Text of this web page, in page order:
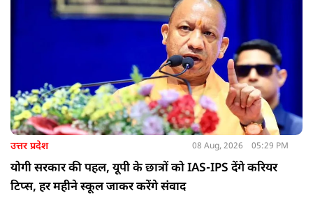
उत्तर प्रदेश 08 Aug, 2026 05:29 PM
योगी सरकार की पहल, यूपी के छात्रों को IAS-IPS देंगे करियर
टिप्स, हर महीने स्कूल जाकर करेंगे संवाद